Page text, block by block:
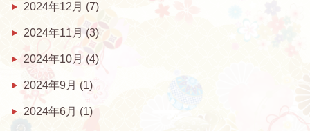
2024年12月 (7)
2024年11月 (3)
2024年10月 (4)
2024年9月 (1)
2024年6月 (1)